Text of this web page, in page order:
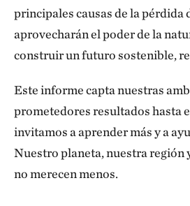
principales causas de la pérdida
aprovecharán el poder de la
construir un futuro sostenible,
Este informe capta nuestras
prometedores resultados hasta
invitamos a aprender más y a
Nuestro planeta, nuestra región
no merecen menos.